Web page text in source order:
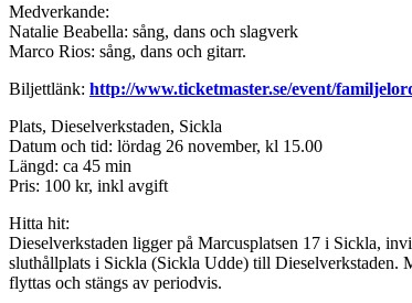
Medverkande:
Natalie Beabella: sång, dans och slagverk
Marco Rios: sång, dans och gitarr.
Biljettlänk: http://www.ticketmaster.se/event/
Plats, Dieselverkstaden, Sickla
Datum och tid: lördag 26 november, kl 15.00
Längd: ca 45 min
Pris: 100 kr, inkl avgift
Hitta hit:
Dieselverkstaden ligger på Marcusplatsen 17 i Sickla,
sluthållplats i Sickla (Sickla Udde) till Dieselverkstaden.
flyttas och stängs av periodvis.